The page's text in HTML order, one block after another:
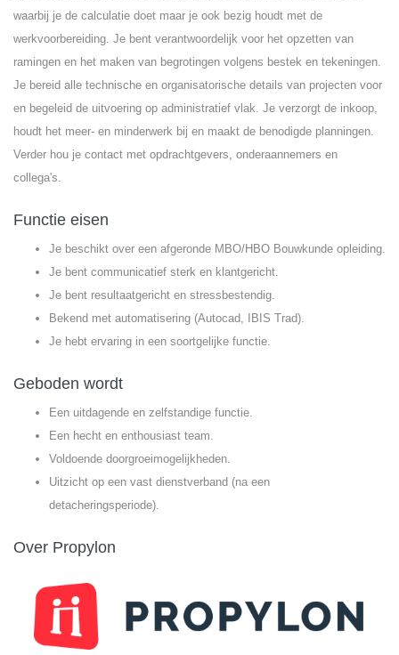
waarbij je de calculatie doet maar je ook bezig houdt met de
werkvoorbereiding. Je bent verantwoordelijk voor het opzetten van
ramingen en het maken van begrotingen volgens bestek en tekeningen.
Je bereid alle technische en organisatorische details van projecten voor
en begeleid de uitvoering op administratief vlak. Je verzorgt de inkoop,
houdt het meer- en minderwerk bij en maakt de benodigde planningen.
Verder hou je contact met opdrachtgevers, onderaannemers en
collega's.
Functie eisen
Je beschikt over een afgeronde MBO/HBO Bouwkunde opleiding.
Je bent communicatief sterk en klantgericht.
Je bent resultaatgericht en stressbestendig.
Bekend met automatisering (Autocad, IBIS Trad).
Je hebt ervaring in een soortgelijke functie.
Geboden wordt
Een uitdagende en zelfstandige functie.
Een hecht en enthousiast team.
Voldoende doorgroeimogelijkheden.
Uitzicht op een vast dienstverband (na een
detacheringsperiode).
Over Propylon